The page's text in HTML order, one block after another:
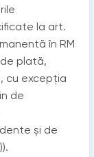
la art.
în RM
plată,
cu excepția
de
și de